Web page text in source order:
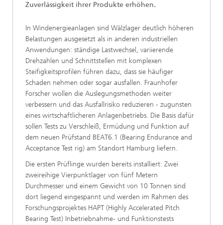
Zuverlässigkeit ihrer Produkte erhöhen.
In Windenergieanlagen sind Wälzlager deutlich höheren
Belastungen ausgesetzt als in anderen industriellen
Anwendungen: ständige Lastwechsel, variierende
Drehzahlen und Schnittstellen mit komplexen
Steifigkeitsprofilen führen dazu, dass sie häufiger
Schaden nehmen oder sogar ausfallen. Fraunhofer
Forscher wollen die Auslegungsmethoden weiter
verbessern und das Ausfallrisiko reduzieren - zugunsten
eines wirtschaftlicheren Anlagenbetriebs. Die Basis dafür
sollen Tests zu Verschleiß, Ermüdung und Funktion auf
dem neuen Prüfstand BEAT6.1 (Bearing Endurance and
Acceptance Test rig) am Standort Hamburg liefern.
Die ersten Prüflinge wurden bereits installiert: Zwei
zweireihige Vierpunktlager von fünf Metern
Durchmesser und einem Gewicht von 10 Tonnen sind
dort liegend eingespannt und werden im Rahmen des
Forschungsprojektes HAPT (Highly Accelerated Pitch
Bearing Test) Inbetriebnahme- und Funktionstests